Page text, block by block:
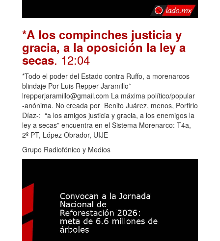
*A los compinches justicia y
gracia, a la oposición la ley a
secas. 12:04
*Todo el poder del Estado contra Ruffo, a morenarcos
blindaje Por Luis Repper Jaramillo*
lrepperjaramillo@gmail.com La máxima político/popular
-anónima. No creada por Benito Juárez, menos, Porfirio
Díaz-: “a los amigos justicia y gracia, a los enemigos la
ley a secas” encuentra en el Sistema Morenarco: T4a,
2º PT, López Obrador, UIJE
Grupo Radiofónico y Medios